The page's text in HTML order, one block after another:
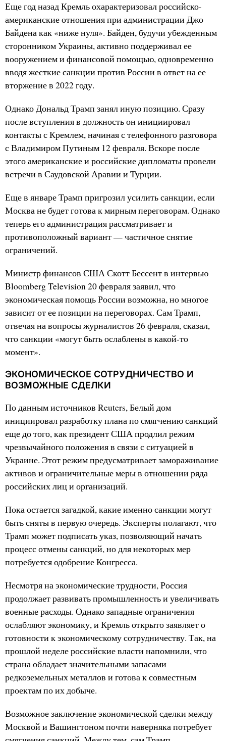
Еще год назад Кремль охарактеризовал российско-
американские отношения при администрации Джо
Байдена как «ниже нуля». Байден, будучи убежденным
сторонником Украины, активно поддерживал ее
вооружением и финансовой помощью, одновременно
вводя жесткие санкции против России в ответ на ее
вторжение в 2022 году.
Однако Дональд Трамп занял иную позицию. Сразу
после вступления в должность он инициировал
контакты с Кремлем, начиная с телефонного разговора
с Владимиром Путиным 12 февраля. Вскоре после
этого американские и российские дипломаты провели
встречи в Саудовской Аравии и Турции.
Еще в январе Трамп пригрозил усилить санкции, если
Москва не будет готова к мирным переговорам. Однако
теперь его администрация рассматривает и
противоположный вариант — частичное снятие
ограничений.
Министр финансов США Скотт Бессент в интервью
Bloomberg Television 20 февраля заявил, что
экономическая помощь России возможна, но многое
зависит от ее позиции на переговорах. Сам Трамп,
отвечая на вопросы журналистов 26 февраля, сказал,
что санкции «могут быть ослаблены в какой-то
момент».
ЭКОНОМИЧЕСКОЕ СОТРУДНИЧЕСТВО И
ВОЗМОЖНЫЕ СДЕЛКИ
По данным источников Reuters, Белый дом
инициировал разработку плана по смягчению санкций
еще до того, как президент США продлил режим
чрезвычайного положения в связи с ситуацией в
Украине. Этот режим предусматривает замораживание
активов и ограничительные меры в отношении ряда
российских лиц и организаций.
Пока остается загадкой, какие именно санкции могут
быть сняты в первую очередь. Эксперты полагают, что
Трамп может подписать указ, позволяющий начать
процесс отмены санкций, но для некоторых мер
потребуется одобрение Конгресса.
Несмотря на экономические трудности, Россия
продолжает развивать промышленность и увеличивать
военные расходы. Однако западные ограничения
ослабляют экономику, и Кремль открыто заявляет о
готовности к экономическому сотрудничеству. Так, на
прошлой неделе российские власти напомнили, что
страна обладает значительными запасами
редкоземельных металлов и готова к совместным
проектам по их добыче.
Возможное заключение экономической сделки между
Москвой и Вашингтоном почти наверняка потребует